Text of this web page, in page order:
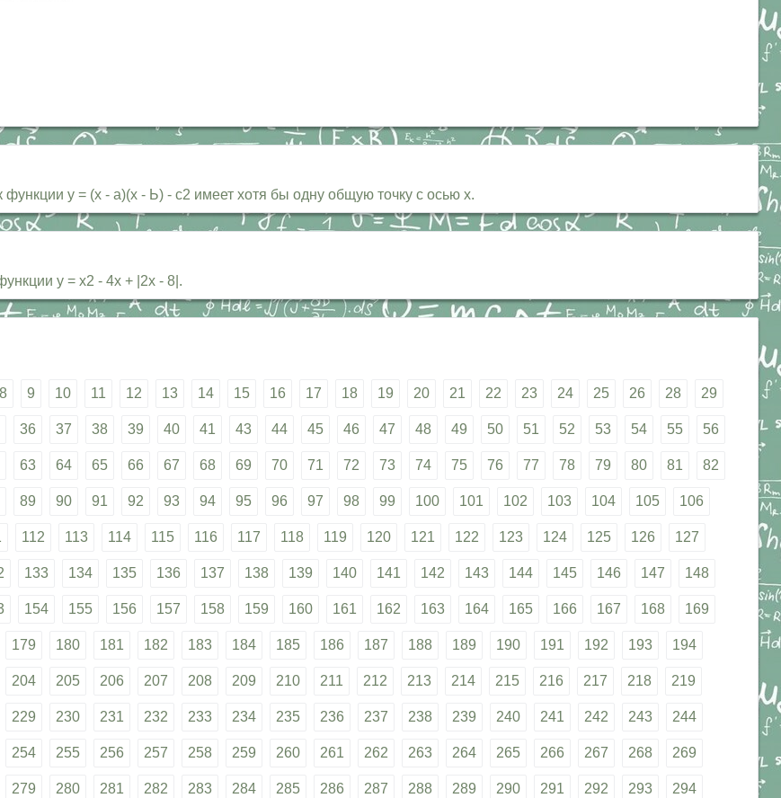
у = (х - а)(х - Ь) - с2 имеет хотя бы одну общую точку с осью х.
у = х2 - 4х + |2х - 8|.
8 9 10 11 12 13 14 15 16 17 18 19 20 21 22 23 24 25 26 28 29
36 37 38 39 40 41 43 44 45 46 47 48 49 50 51 52 53 54 55 56
63 64 65 66 67 68 69 70 71 72 73 74 75 76 77 78 79 80 81 82
89 90 91 92 93 94 95 96 97 98 99 100 101 102 103 104 105 106
112 113 114 115 116 117 118 119 120 121 122 123 124 125 126 127
133 134 135 136 137 138 139 140 141 142 143 144 145 146 147 148
154 155 156 157 158 159 160 161 162 163 164 165 166 167 168 169
179 180 181 182 183 184 185 186 187 188 189 190 191 192 193 194
204 205 206 207 208 209 210 211 212 213 214 215 216 217 218 219
229 230 231 232 233 234 235 236 237 238 239 240 241 242 243 244
254 255 256 257 258 259 260 261 262 263 264 265 266 267 268 269
279 280 281 282 283 284 285 286 287 288 289 290 291 292 293 294